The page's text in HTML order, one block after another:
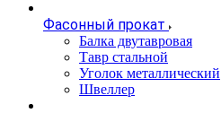
Фасонный прокат
Балка двутавровая
Тавр стальной
Уголок металлический
Швеллер